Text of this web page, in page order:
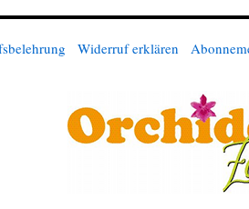
Widerruf erklären